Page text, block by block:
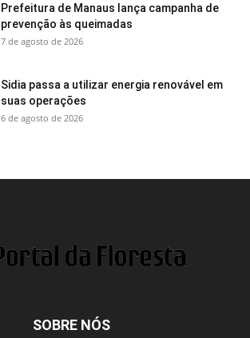
Prefeitura de Manaus lança campanha de
prevenção às queimadas
7 de agosto de 2026
Sidia passa a utilizar energia renovável em
suas operações
6 de agosto de 2026
SOBRE NÓS